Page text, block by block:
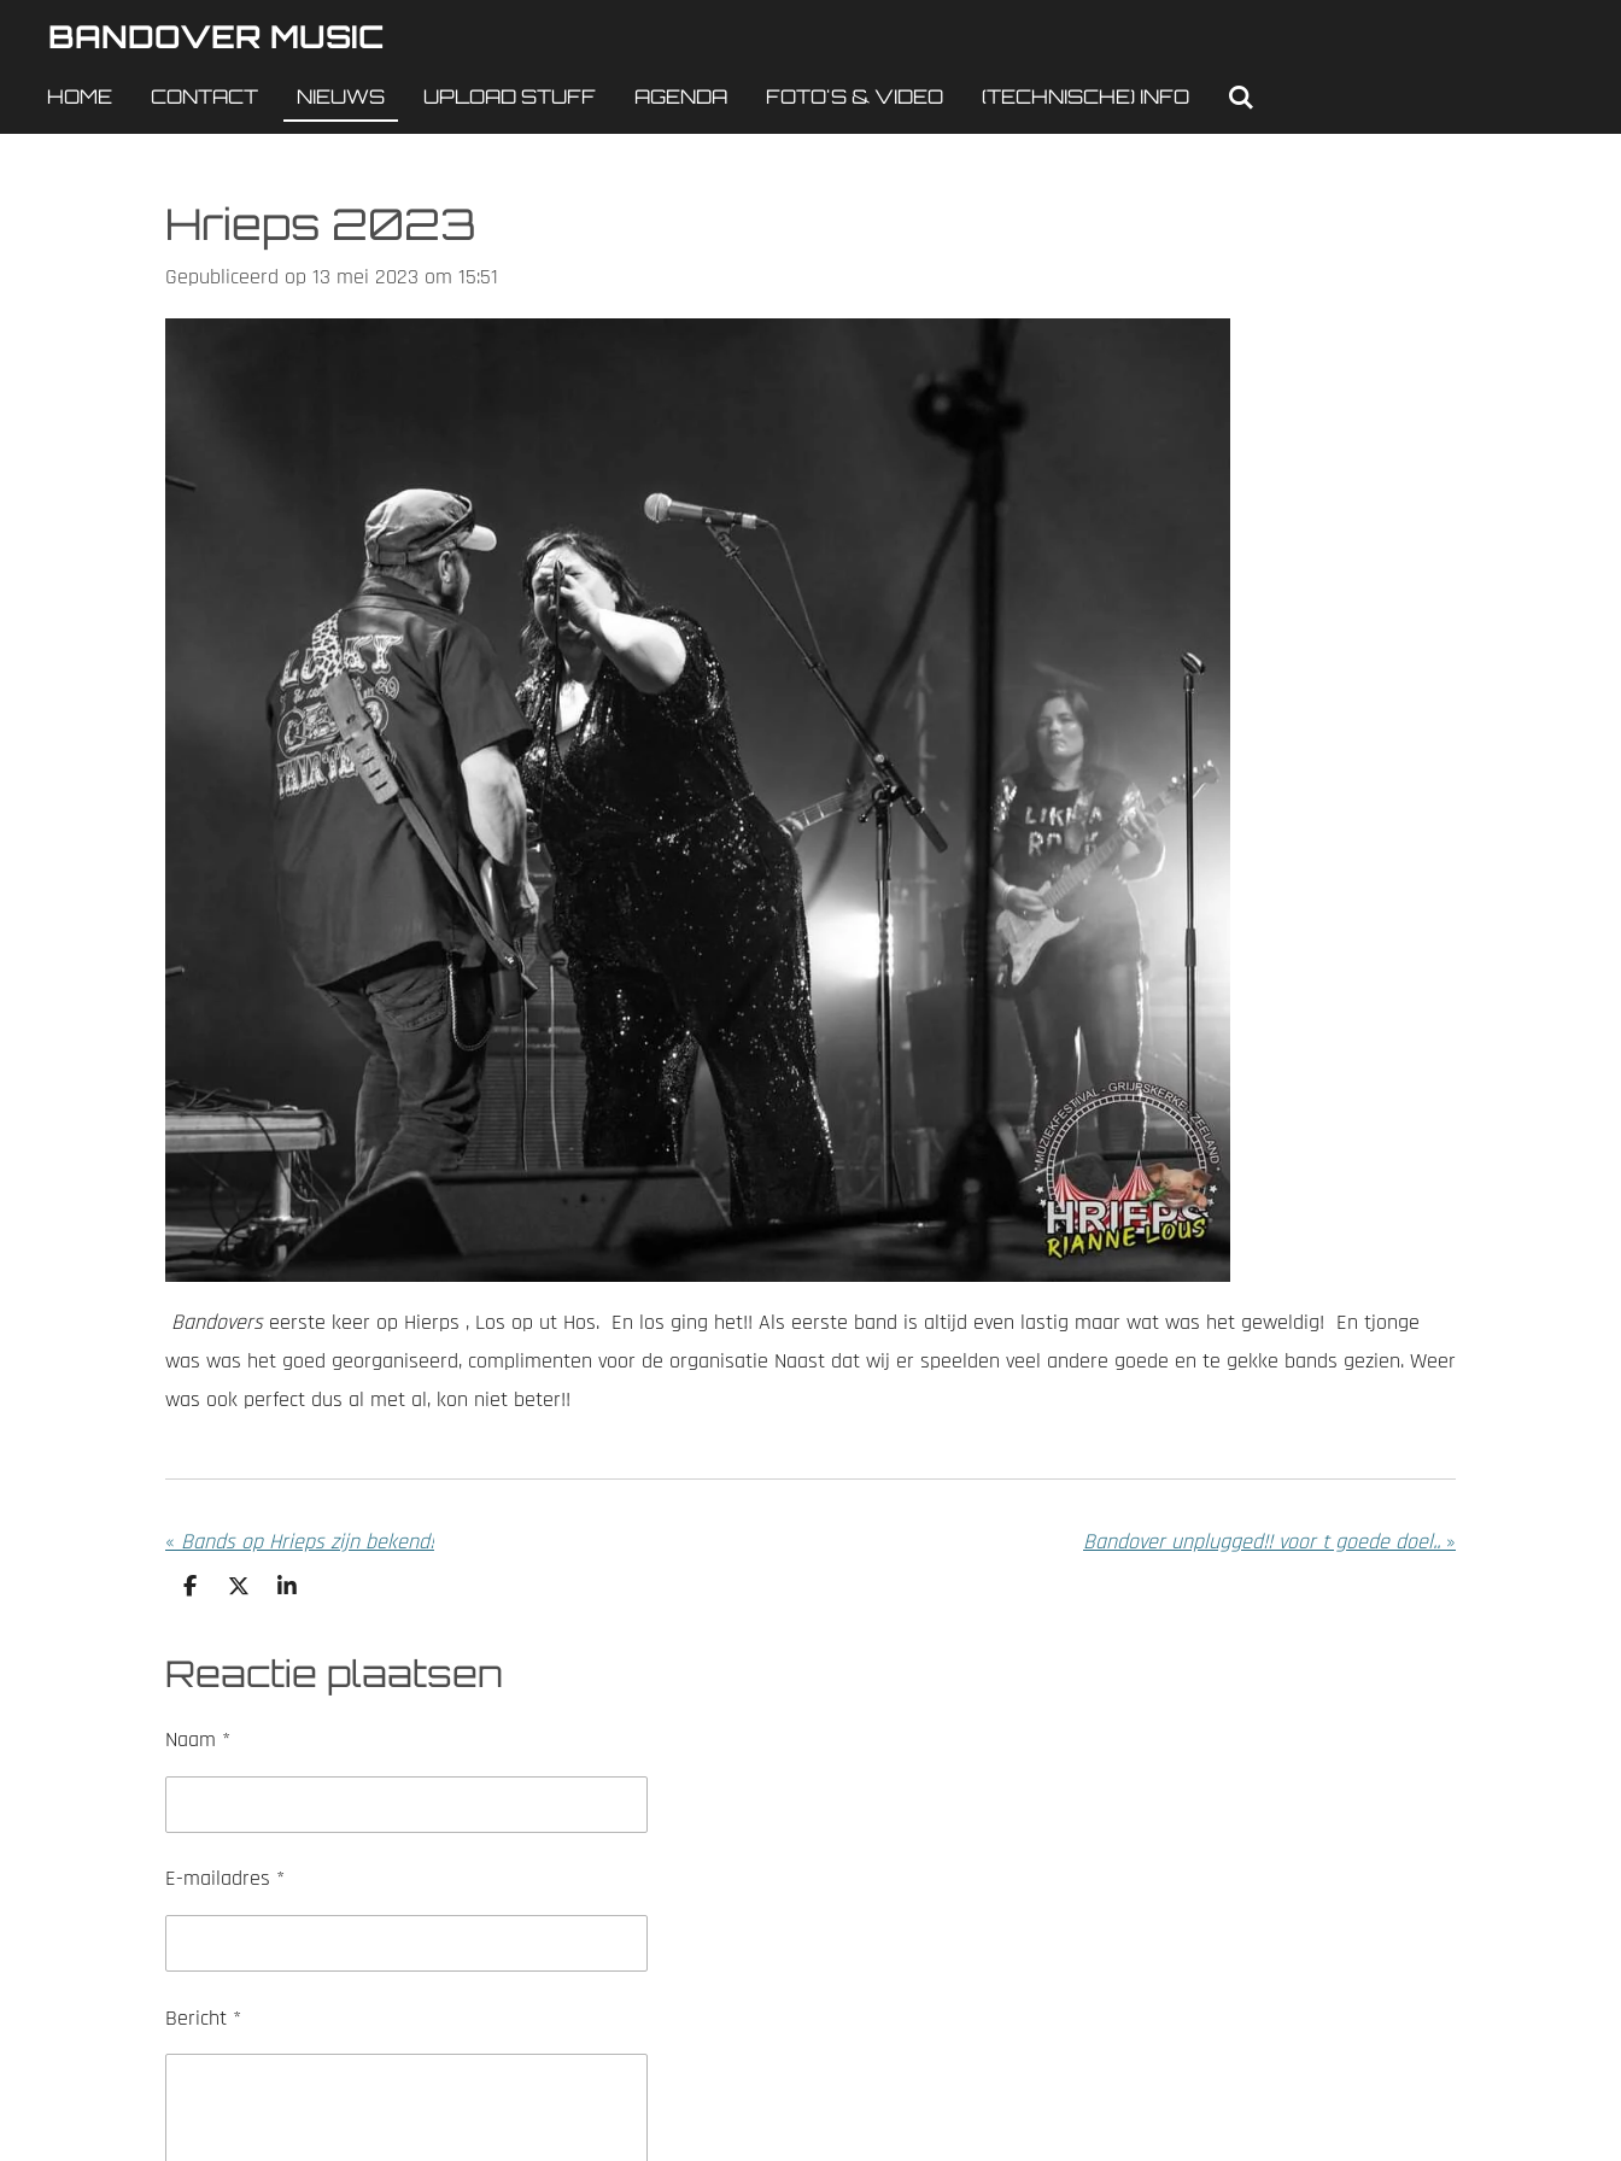
naar
BANDOVER MUSIC
HOME CONTACT NIEUWS UPLOAD STUFF AGENDA FOTO'S & VIDEO (TECHNISCHE) INFO
Hrieps 2023
Gepubliceerd op 13 mei 2023 om 15:51
Bandoverseerste keer op Hierps , Los op ut Hos. En los ging het!! Als eerste band is altijd even lastig maar wat was het geweldig! En tjonge
was was het goed georganiseerd, complimenten voor de organisatie Naast dat wij er speelden veel andere goede en te gekke bands gezien. Weer
was ook perfect dus al met al, kon niet beter!!
« Bands op Hrieps zijn bekend! Bandover unplugged!! voor t goede doel.. »
D
e
n
D
l
S
r
e
Reactie plaatsen
Naam *
E-mailadres *
Bericht *